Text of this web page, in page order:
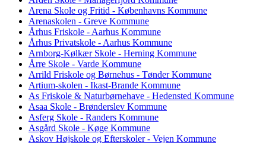
Arena Skole og Fritid - Københavns Kommune
Arenaskolen - Greve Kommune
Århus Friskole - Aarhus Kommune
Århus Privatskole - Aarhus Kommune
Arnborg-Kølkær Skole - Herning Kommune
Årre Skole - Varde Kommune
Arrild Friskole og Børnehus - Tønder Kommune
Artium-skolen - Ikast-Brande Kommune
As Friskole & Naturbørnehave - Hedensted Kommune
Asaa Skole - Brønderslev Kommune
Asferg Skole - Randers Kommune
Asgård Skole - Køge Kommune
Askov Højskole og Efterskoler - Vejen Kommune